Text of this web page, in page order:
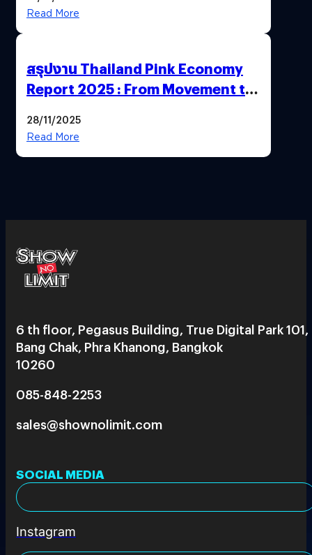
Read More
สรุปงาน Thailand Pink Economy
Report 2025 : From Movement to
28/11/2025
Read More
6 th floor, Pegasus Building, True Digital Park 101,
Bang Chak, Phra Khanong, Bangkok
10260
085-848-2253
sales@shownolimit.com
SOCIAL MEDIA
Instagram